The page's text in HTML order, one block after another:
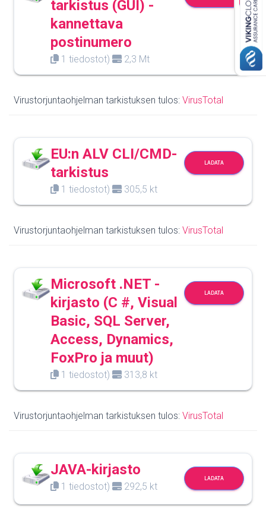
tarkistus (GUI) -
kannettava
postinumero
1 tiedostot) 2,3 Mt
Virustorjuntaohjelman tarkistuksen tulos: VirusTotal
EU:n ALV CLI/CMD-
tarkistus
1 tiedostot) 305,5 kt
LADATA
Virustorjuntaohjelman tarkistuksen tulos: VirusTotal
Microsoft .NET -
kirjasto (C #, Visual
Basic, SQL Server,
Access, Dynamics,
FoxPro ja muut)
1 tiedostot) 313,8 kt
LADATA
Virustorjuntaohjelman tarkistuksen tulos: VirusTotal
JAVA-kirjasto
1 tiedostot) 292,5 kt
LADATA